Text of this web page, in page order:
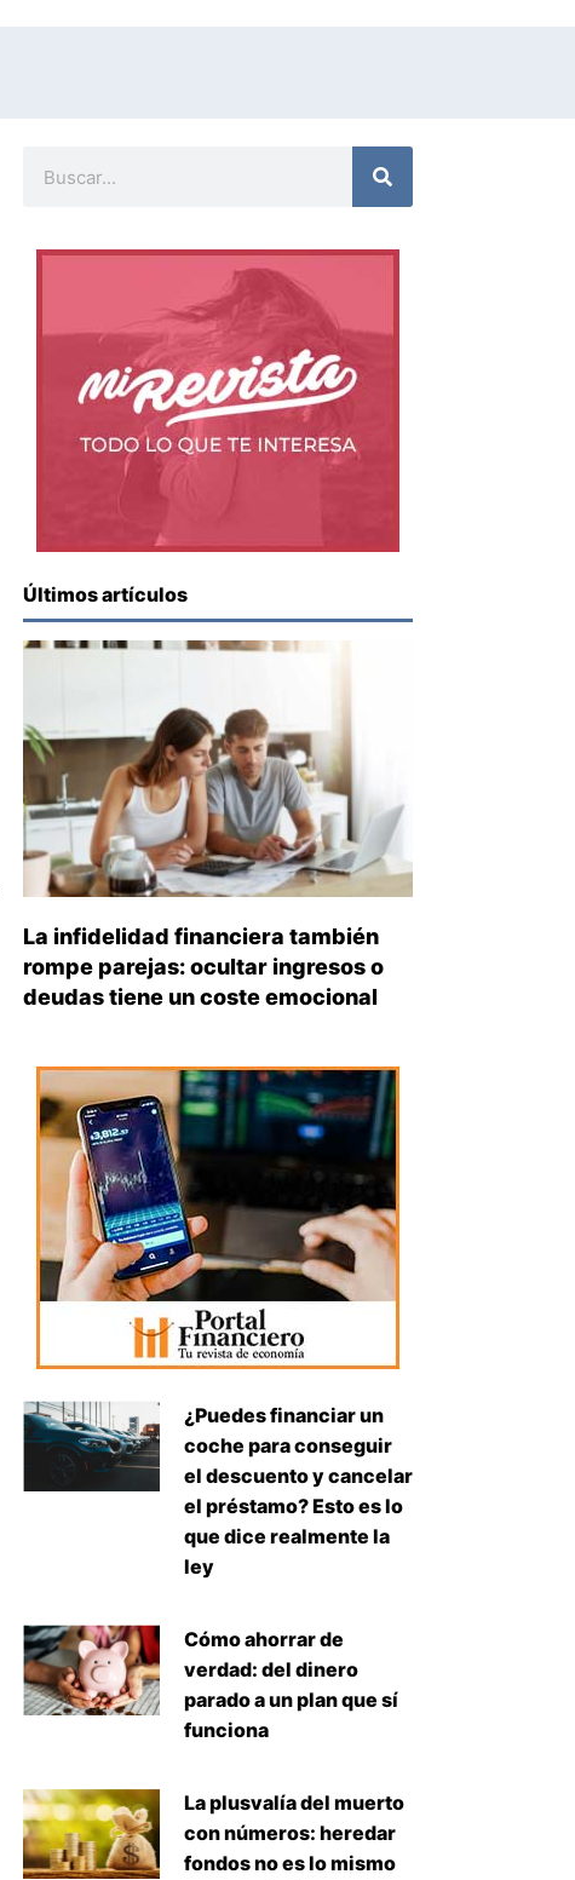
Últimos artículos
La infidelidad financiera también
rompe parejas: ocultar ingresos o
deudas tiene un coste emocional
¿Puedes financiar un
coche para conseguir
el descuento y cancelar
el préstamo? Esto es lo
que dice realmente la
ley
Cómo ahorrar de
verdad: del dinero
parado a un plan que sí
funciona
La plusvalía del muerto
con números: heredar
fondos no es lo mismo